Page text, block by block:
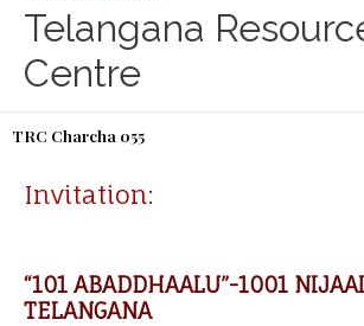
Telangana
Centre
TRC Charcha 055
Invitation:
“101 ABADDHAALU”-1001
TELANGANA